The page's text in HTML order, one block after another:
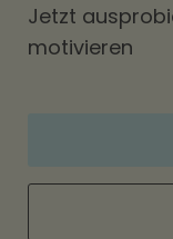
Jetzt
motivieren